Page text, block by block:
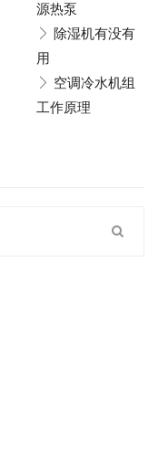
源热泵
除湿机有没有
用
空调冷水机组
工作原理